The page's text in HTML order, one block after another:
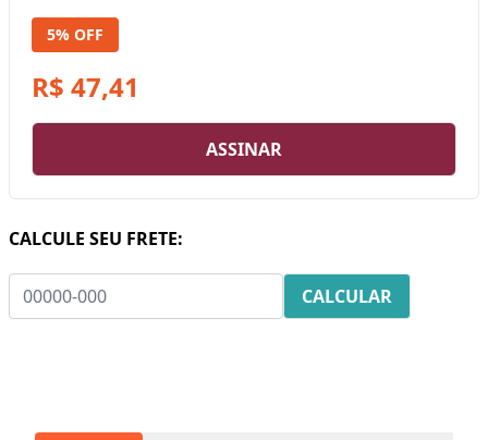
5% OFF
R$ 47,41
ASSINAR
CALCULE SEU FRETE: